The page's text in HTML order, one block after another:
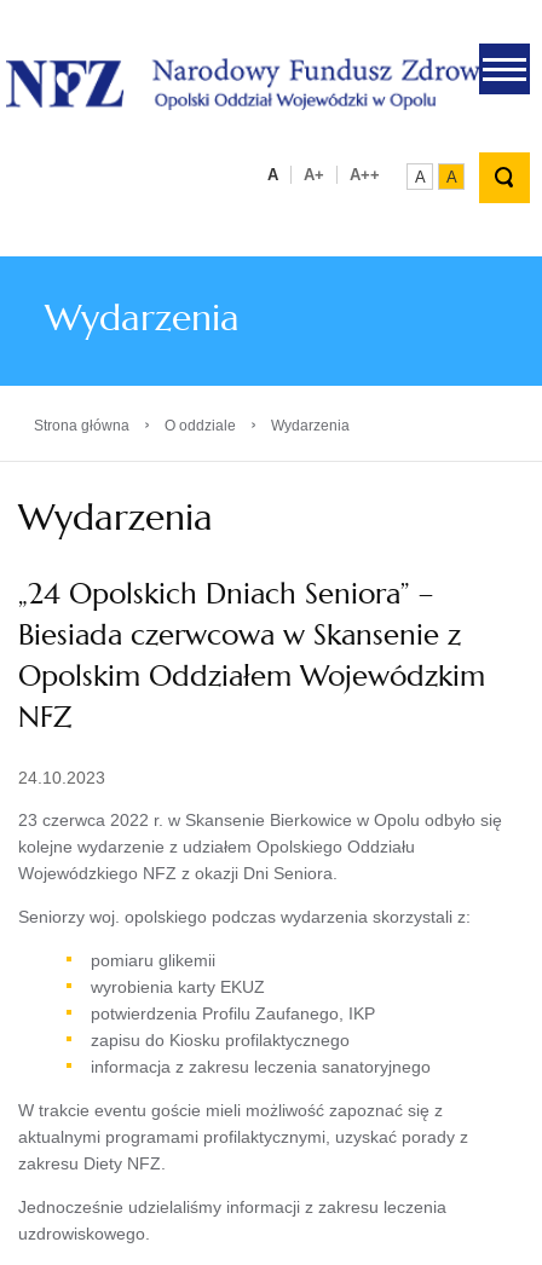
.
A A+ A++ A A
Wydarzenia
Strona główna › O oddziale › Wydarzenia
Wydarzenia
„24 Opolskich Dniach Seniora” –
Biesiada czerwcowa w Skansenie z
Opolskim Oddziałem Wojewódzkim
NFZ
24.10.2023
23 czerwca 2022 r. w Skansenie Bierkowice w Opolu odbyło się
kolejne wydarzenie z udziałem Opolskiego Oddziału
Wojewódzkiego NFZ z okazji Dni Seniora.
Seniorzy woj. opolskiego podczas wydarzenia skorzystali z:
pomiaru glikemii
wyrobienia karty EKUZ
potwierdzenia Profilu Zaufanego, IKP
zapisu do Kiosku profilaktycznego
informacja z zakresu leczenia sanatoryjnego
W trakcie eventu goście mieli możliwość zapoznać się z
aktualnymi programami profilaktycznymi, uzyskać porady z
zakresu Diety NFZ.
Jednocześnie udzielaliśmy informacji z zakresu leczenia
uzdrowiskowego.